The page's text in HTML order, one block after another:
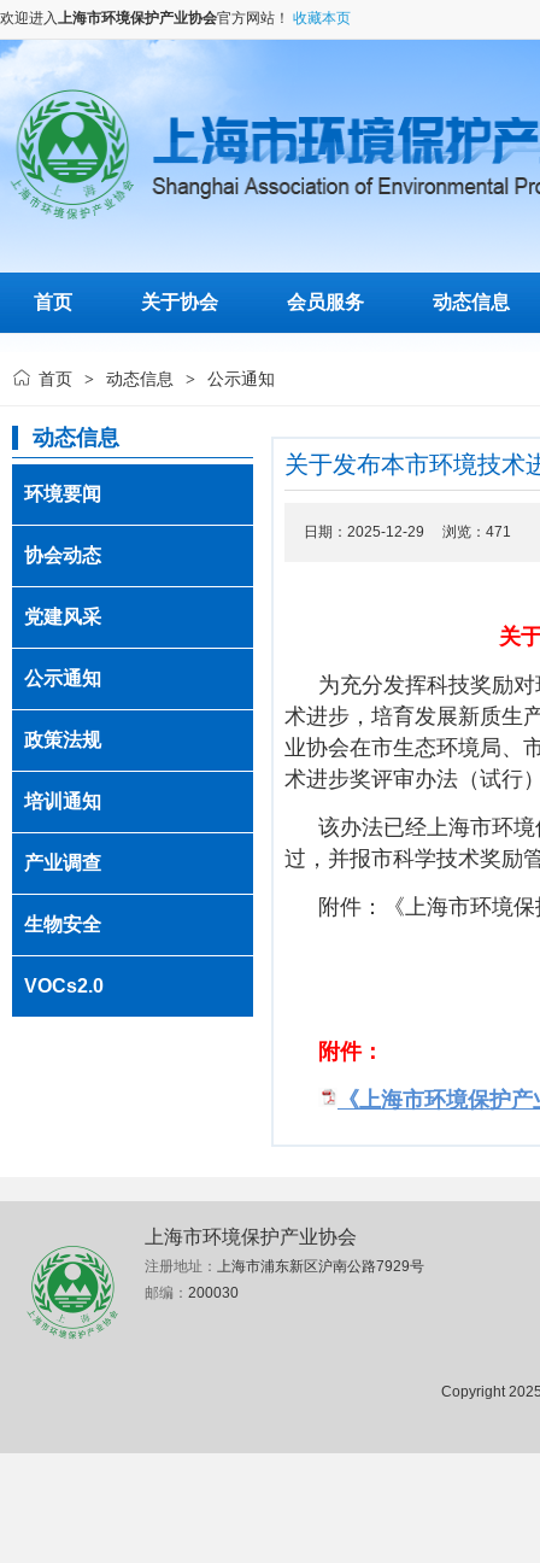
欢迎进入上海市环境保护产业协会官方网站！ 收藏本页
首页 关于协会 会员服务 动态信息
首页 > 动态信息 > 公示通知
动态信息
环境要闻
协会动态
党建风采
公示通知
政策法规
培训通知
产业调查
生物安全
VOCs2.0
关于发布本市环境技术
日期：2025-12-29 浏览： 471
关
为充分发挥科技奖励
术进步，培育发展新质生
业协会在市生态环境局、
术进步奖评审办法（试行
该办法已经上海市环
过，并报市科学技术奖励
附件：《上海市环境
附件：
《上海市环境保护
上海市环境保护产业协会
注册地址： 上海市浦东新区沪南公路7929号
邮编： 200030
Copyright